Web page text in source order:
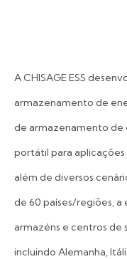
A CHISAGE ESS
armazenamento de
de armazenamento de
portátil para aplicações
além de diversos
de 60 países/regiões,
armazéns e centros de
incluindo Alemanha,